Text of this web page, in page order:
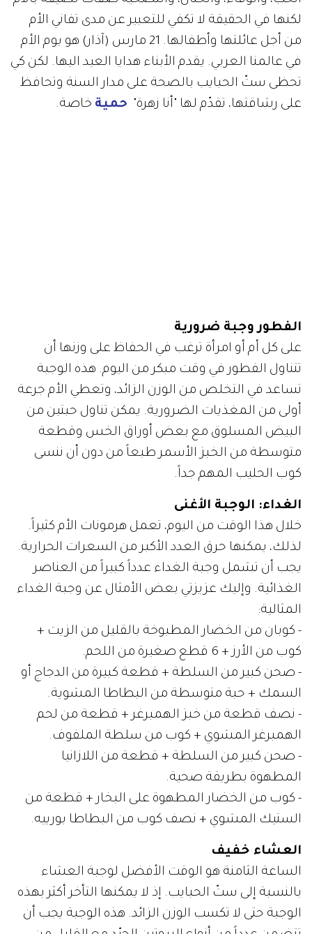
لكنها في الحقيقة لا تكفي للتعبير عن مدى تفاني الأم
من أجل عائلتها وأطفالها. 21 مارس (آذار) هو يوم الأم
في عالمنا العربي. يقدم الأبناء هدايا العيد اليها. لكن كي
تحظى ستّ الحبايب بالصحة على مدار السنة وتحافظ
على رشاقتها، تقدّم لها "أنا زهرة" حمية خاصة.
الفطور وجبة ضرورية
على كل أم أو امرأة ترغب في الحفاظ على وزنها أن
تتناول الفطور في وقت مبكر من اليوم. هذه الوجبة
تساعد في التخلص من الوزن الزائد، وتعطي الأم جرعة
أولى من المغذيات الضرورية. يمكن تناول حبتين من
البيض المسلوق مع بعض أوراق الخس وقطعة
متوسطة من الخبز الأسمر طبعاً من دون أن ننسى
كوب الحليب المهم جداً.
الغداء: الوجبة الأغنى
خلال هذا الوقت من اليوم، تعمل هرمونات الأم كثيراً.
لذلك، يمكنها حرق العدد الأكبر من السعرات الحرارية.
يجب أن تشمل وجبة الغداء عدداً كبيراً من العناصر
الغذائية. وإليك عزيزتي بعض الأمثال عن وجبة الغداء
المثالية:
- كوبان من الخضار المطبوخة بالقليل من الزيت +
كوب من الأرز + 6 قطع صغيرة من اللحم.
- صحن كبير من السلطة + قطعة كبيرة من الدجاج أو
السمك + حبة متوسطة من البطاطا المشوية.
- نصف قطعة من خبز الهمبرغر + قطعة من لحم
الهمبرغر المشوي + كوب من سلطة الملفوف.
- صحن كبير من السلطة + قطعة من اللازانيا
المطهوة بطريقة صحية.
- كوب من الخضار المطهوة على البخار + قطعة من
الستيك المشوي + نصف كوب من البطاطا بورييه.
العشاء خفيف
الساعة الثامنة هو الوقت الأفضل لوجبة العشاء
بالنسبة إلى ستّ الحبايب. إذ لا يمكنها التأخر أكثر بهذه
الوجبة حتى لا تكسب الوزن الزائد. هذه الوجبة يجب أن